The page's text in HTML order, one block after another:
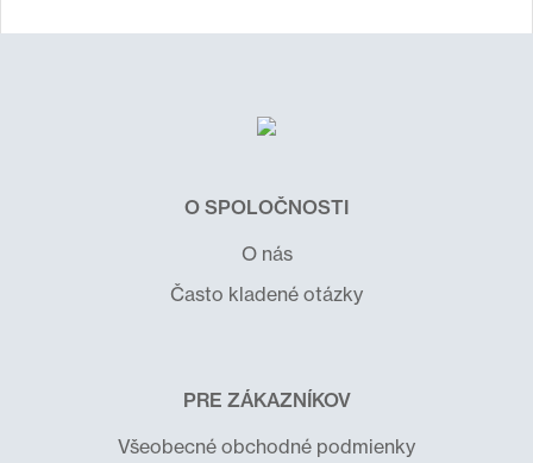
O SPOLOČNOSTI
O nás
Často kladené otázky
PRE ZÁKAZNÍKOV
Všeobecné obchodné podmienky